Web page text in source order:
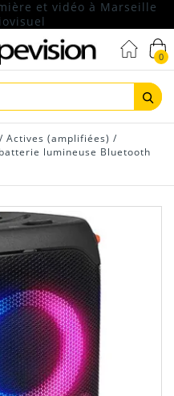
0
/ Actives (amplifiées) /
lumineuse Bluetooth